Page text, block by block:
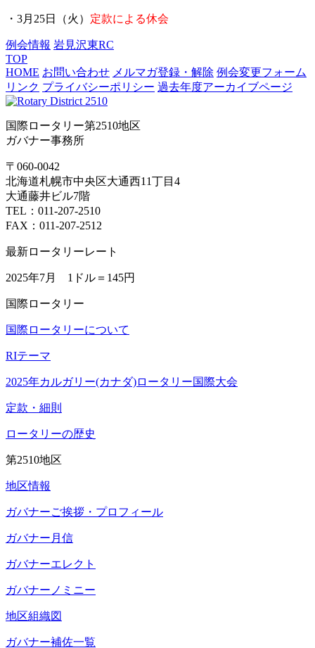
・3月25日（火） 定款による休会
例会情報 岩見沢東RC
TOP
HOME お問い合わせ メルマガ登録・解除 例会変更フォーム
リンク プライバシーポリシー 過去年度アーカイブページ
国際ロータリー第2510地区
ガバナー事務所
〒060-0042
北海道札幌市中央区大通西11丁目4
大通藤井ビル7階
TEL：011-207-2510
FAX：011-207-2512
最新ロータリーレート
2025年7月 1ドル＝ 145円
国際ロータリー
国際ロータリーについて
RIテーマ
2025年カルガリー(カナダ)ロータリー国際大会
定款・細則
ロータリーの歴史
第2510地区
地区情報
ガバナーご挨拶・プロフィール
ガバナー月信
ガバナーエレクト
ガバナーノミニー
地区組織図
ガバナー補佐一覧